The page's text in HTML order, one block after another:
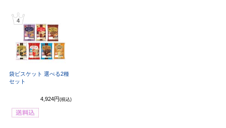
4
袋ビスケット 選べる2種
セット
4,924円 (税込)